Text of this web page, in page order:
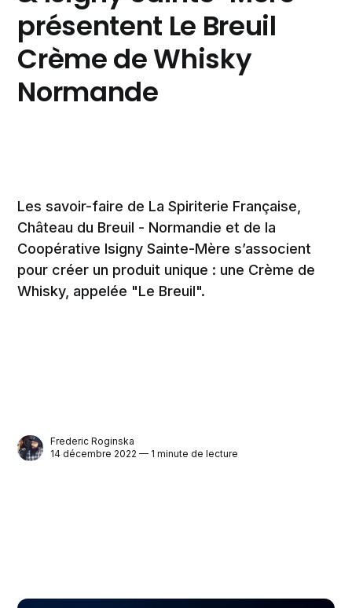
présentent Le Breuil
Crème de Whisky
Normande
Les savoir-faire de La Spiriterie Française,
Château du Breuil - Normandie et de la
Coopérative Isigny Sainte-Mère s’associent
pour créer un produit unique : une Crème de
Whisky, appelée "Le Breuil".
Frederic Roginska
14 décembre 2022 — 1 minute de lecture